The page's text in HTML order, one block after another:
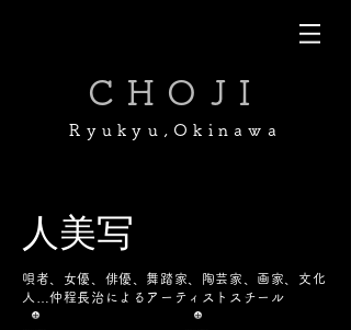
CHOJI
Ryukyu,Okinawa
​人美写
唄者、女優、俳優、舞踏家、陶芸家、画家、文化
人…仲程長治によるアーティストスチール